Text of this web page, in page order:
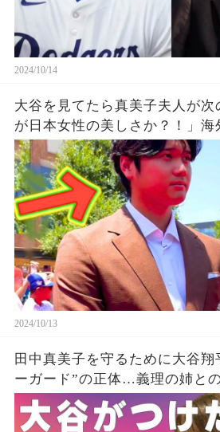
2024/10/14
大谷を見てたら真美子夫人が次
が日本女性の美しさか？！」海
の行動に感動！
2024/10/13
田中真美子を守るために大谷翔
ーガード”の正体…義理の姉と
う…